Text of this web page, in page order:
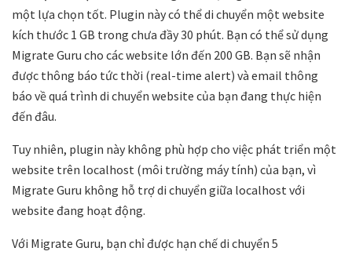
một lựa chọn tốt. Plugin này có thể di chuyển một website
kích thước 1 GB trong chưa đầy 30 phút. Bạn có thể sử dụng
Migrate Guru cho các website lớn đến 200 GB. Bạn sẽ nhận
được thông báo tức thời (real-time alert) và email thông
báo về quá trình di chuyển website của bạn đang thực hiện
đến đâu.
Tuy nhiên, plugin này không phù hợp cho việc phát triển một
website trên localhost (môi trường máy tính) của bạn, vì
Migrate Guru không hỗ trợ di chuyển giữa localhost với
website đang hoạt động.
Với Migrate Guru, bạn chỉ được hạn chế di chuyển 5